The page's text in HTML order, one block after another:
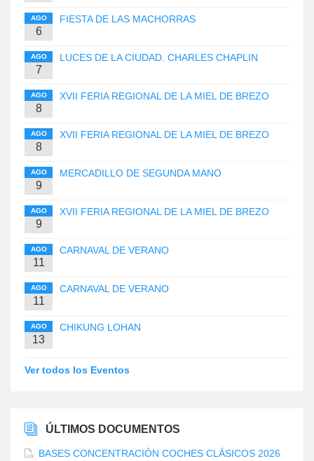
AGO
6
FIESTA DE LAS MACHORRAS
AGO
7
LUCES DE LA CIUDAD. CHARLES CHAPLIN
AGO
8
XVII FERIA REGIONAL DE LA MIEL DE BREZO
AGO
8
XVII FERIA REGIONAL DE LA MIEL DE BREZO
AGO
9
MERCADILLO DE SEGUNDA MANO
AGO
9
XVII FERIA REGIONAL DE LA MIEL DE BREZO
AGO
11
CARNAVAL DE VERANO
AGO
11
CARNAVAL DE VERANO
AGO
13
CHIKUNG LOHAN
Ver todos los Eventos
ÚLTIMOS DOCUMENTOS
BASES CONCENTRACIÓN COCHES CLÁSICOS 2026